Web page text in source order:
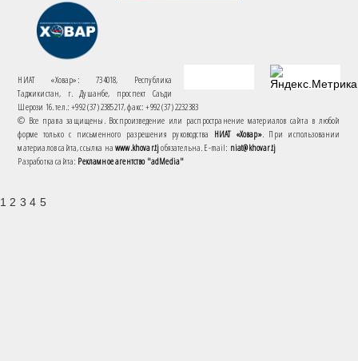
НИАТ «Ховар»: 734018, Республика
Таджикистан, г. Душанбе, проспект Саъди
Шерози 16. тел.: +992 (37) 2385217, факс: +992 (37) 2232383
© Все права защищены. Воспроизведение или распространение материалов сайта в любой
форме только с письменного разрешения руководства НИАТ «Ховар». При использовании
материалов сайта, ссылка наwww.khovar.tjобязательна. E-mail: niat@khovar.tj
Разработка сайта: Рекламное агентство "adMedia"
1 2 3 4 5